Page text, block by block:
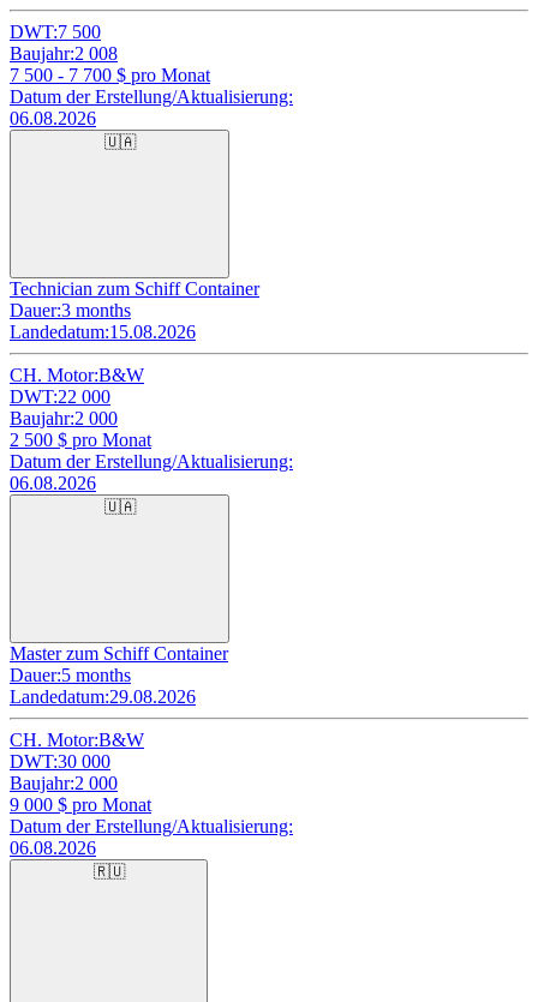
DWT:7 500
Baujahr:2 008
7 500 - 7 700 $ pro Monat
Datum der Erstellung/Aktualisierung:
06.08.2026
🇺🇦
Technician zum Schiff Container
Dauer:3 months
Landedatum:15.08.2026
CH. Motor:B&W
DWT:22 000
Baujahr:2 000
2 500 $ pro Monat
Datum der Erstellung/Aktualisierung:
06.08.2026
🇺🇦
Master zum Schiff Container
Dauer:5 months
Landedatum:29.08.2026
CH. Motor:B&W
DWT:30 000
Baujahr:2 000
9 000 $ pro Monat
Datum der Erstellung/Aktualisierung:
06.08.2026
🇷🇺